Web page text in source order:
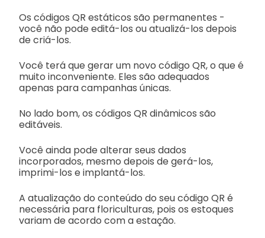
Os códigos QR estáticos são permanentes -
você não pode editá-los ou atualizá-los depois
de criá-los.
Você terá que gerar um novo código QR, o que é
muito inconveniente. Eles são adequados
apenas para campanhas únicas.
No lado bom, os códigos QR dinâmicos são
editáveis.
Você ainda pode alterar seus dados
incorporados, mesmo depois de gerá-los,
imprimi-los e implantá-los.
A atualização do conteúdo do seu código QR é
necessária para floriculturas, pois os estoques
variam de acordo com a estação.